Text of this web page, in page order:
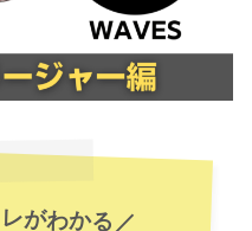
がわかる／